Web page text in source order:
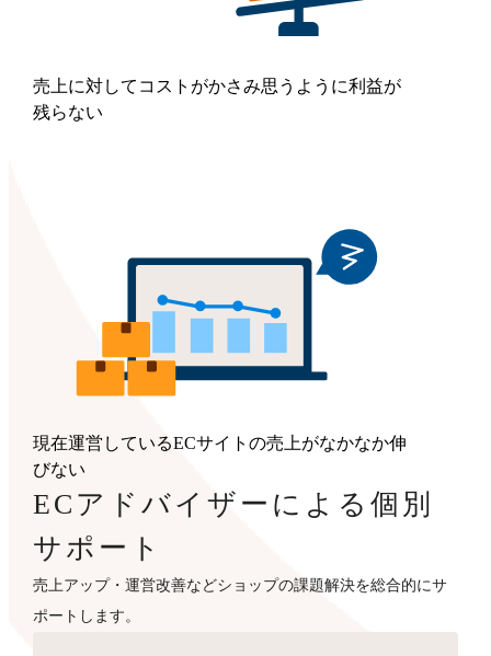
売上に対してコストがかさみ思うように利益が
残らない
現在運営しているECサイトの売上がなかなか伸
びない
ECアドバイザーによる個別
サポート
売上アップ・運営改善などショップの課題解決を総合的にサ
ポートします。